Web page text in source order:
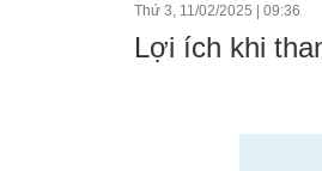
Thứ 3, 11/02/2025 | 09:36
Lợi ích khi